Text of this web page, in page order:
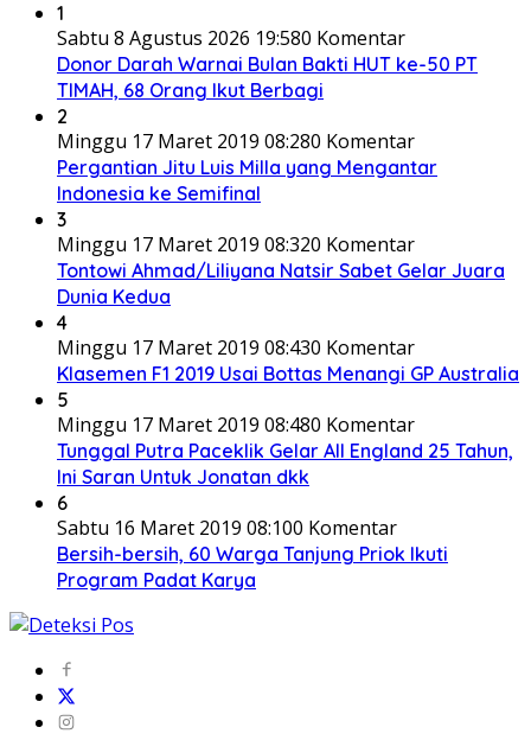
1
Sabtu 8 Agustus 2026 19:580 Komentar
Donor Darah Warnai Bulan Bakti HUT ke-50 PT
TIMAH, 68 Orang Ikut Berbagi
2
Minggu 17 Maret 2019 08:280 Komentar
Pergantian Jitu Luis Milla yang Mengantar
Indonesia ke Semifinal
3
Minggu 17 Maret 2019 08:320 Komentar
Tontowi Ahmad/Liliyana Natsir Sabet Gelar Juara
Dunia Kedua
4
Minggu 17 Maret 2019 08:430 Komentar
Klasemen F1 2019 Usai Bottas Menangi GP Australia
5
Minggu 17 Maret 2019 08:480 Komentar
Tunggal Putra Paceklik Gelar All England 25 Tahun,
Ini Saran Untuk Jonatan dkk
6
Sabtu 16 Maret 2019 08:100 Komentar
Bersih-bersih, 60 Warga Tanjung Priok Ikuti
Program Padat Karya